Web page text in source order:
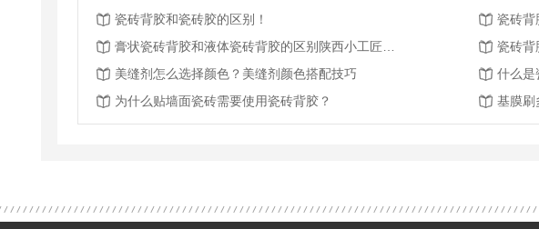
瓷砖背胶和瓷砖胶的区别！
瓷砖背
瓷砖背
美缝剂怎么选择颜色？美缝剂颜色搭配技巧
什么是
为什么贴墙面瓷砖需要使用瓷砖背胶？
基膜刷